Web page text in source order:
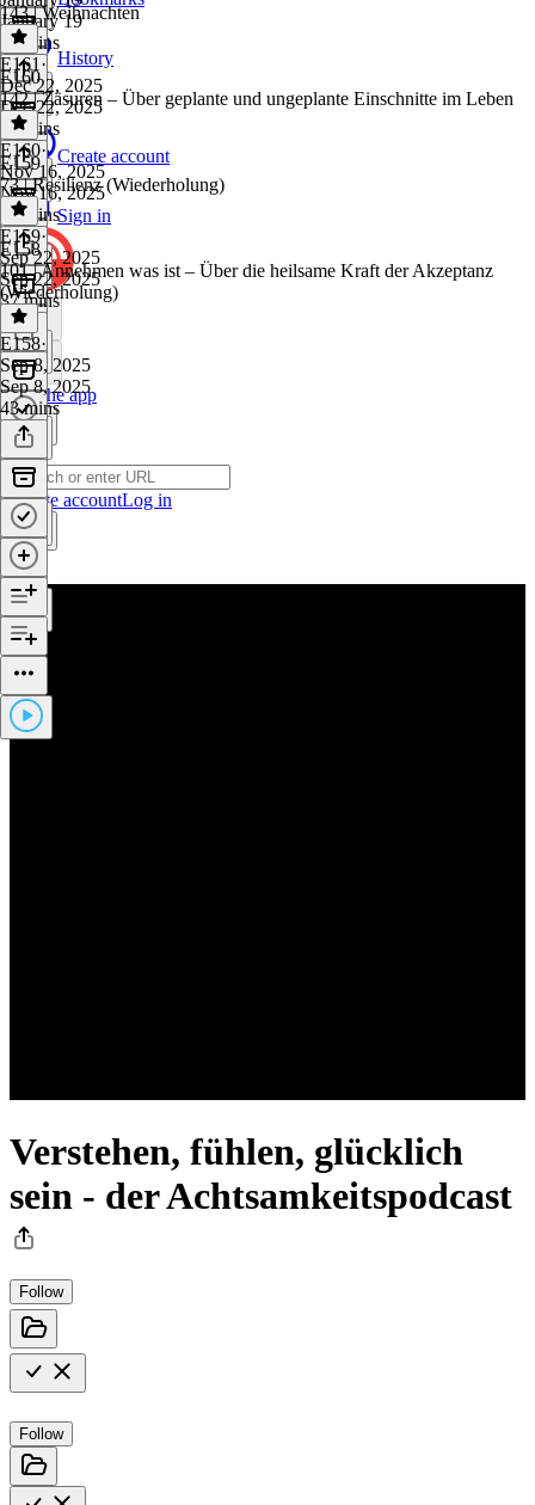
History
Create account
Sign in
Get the app
Create accountLog in
Verstehen, fühlen, glücklich
sein - der Achtsamkeitspodcast
Follow
Follow
January 19
50 mins
143 | Weihnachten
E161 ·
Dec 22, 2025
Dec 22, 2025
41 mins
E160
142 | Zäsuren – Über geplante und ungeplante Einschnitte im Leben
E160·
Nov 16, 2025
Nov 16, 2025
47 mins
E159
73 | Resilienz (Wiederholung)
E159·
Sep 22, 2025
Sep 22, 2025
37 mins
E158
101 | Annehmen was ist – Über die heilsame Kraft der Akzeptanz
(Wiederholung)
E158·
Sep 8, 2025
Sep 8, 2025
43 mins